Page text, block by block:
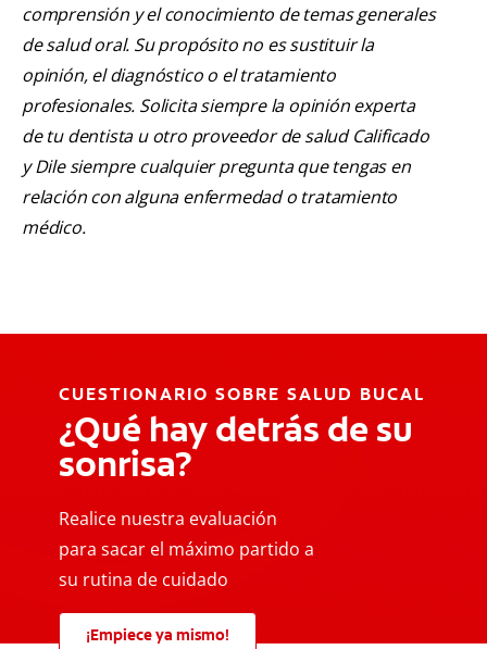
comprensión y el conocimiento de temas generales
de salud oral. Su propósito no es sustituir la
opinión, el diagnóstico o el tratamiento
profesionales. Solicita siempre la opinión experta
de tu dentista u otro proveedor de salud Calificado
y Dile siempre cualquier pregunta que tengas en
relación con alguna enfermedad o tratamiento
médico.
CUESTIONARIO SOBRE SALUD BUCAL
¿Qué hay detrás de su
sonrisa?
Realice nuestra evaluación
para sacar el máximo partido a
su rutina de cuidado
¡Empiece ya mismo!